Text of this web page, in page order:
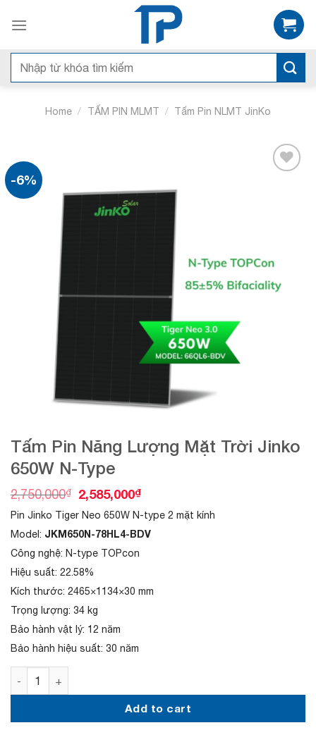
qua
dungSearch
Home / TẤM PIN MLMT / Tấm Pin NLMT JinKo
-6%
Tấm Pin Năng Lượng Mặt Trời Jinko
650W N-Type
2,750,000₫
O
i
g
n
a
p
r
c
e
:
,
2,585,000₫C
r
r
r
,
5
8
Pin Jinko Tiger Neo 650W N-type 2 mặt kính
Model: JKM650N-78HL4-BDV
Công nghệ: N-type TOPcon
Hiệu suất: 22.58%
Kích thước: 2465×1134×30 mm
Trọng lượng: 34 kg
Bảo hành vật lý: 12 năm
Bảo hành hiệu suất: 30 năm
Tấm Pin Năng Lượng Mặt Trời Jinko 650W N-Type
Add to cart